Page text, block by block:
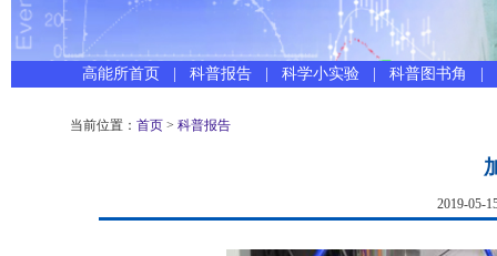
高能所首页 科普报告 科学小实验 科普图书角
当前位置： 首页 > 科普报告
2019-05-